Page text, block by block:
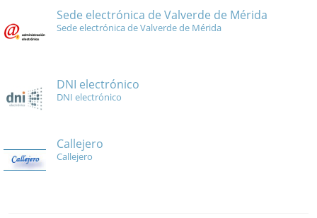
Sede electrónica de Valverde de Mérida
Sede electrónica de Valverde de Mérida
DNI electrónico
DNI electrónico
Callejero
Callejero